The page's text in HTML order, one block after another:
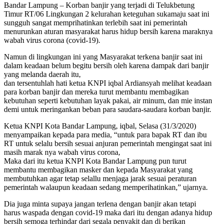
Bandar Lampung – Korban banjir yang terjadi di Telukbetung
Timur RT/06 Lingkungan 2 kelurahan keteguhan sukamaju saat ini
sungguh sangat memprihatinkan terlebih saat ini pemerintah
menurunkan aturan masyarakat harus hidup bersih karena maraknya
wabah virus corona (covid-19).
Namun di lingkungan ini yang Masyarakat terkena banjir saat ini
dalam keadaan belum begitu bersih oleh karena dampak dari banjir
yang melanda daerah itu,
dan tersentuhlah hati ketua KNPI iqbal Ardiansyah melihat keadaan
para korban banjir dan mereka turut membantu membagikan
kebutuhan seperti kebutuhan layak pakai, air minum, dan mie instan
demi untuk meringankan beban para saudara-saudara korban banjir.
Ketua KNPI Kota Bandar Lampung, iqbal, Selasa (31/3/2020)
menyampaikan kepada para media, “untuk para bapak RT dan ibu
RT untuk selalu bersih sesuai anjuran pemerintah mengingat saat ini
masih marak nya wabah virus corona,
Maka dari itu ketua KNPI Kota Bandar Lampung pun turut
membantu membagikan masker dan kepada Masyarakat yang
membutuhkan agar tetap selallu menjaga jarak sesuai peraturan
pemerintah walaupun keadaan sedang memperihatinkan,” ujarnya.
Dia juga minta supaya jangan terlena dengan banjir akan tetapi
harus waspada dengan covid-19 maka dari itu dengan adanya hidup
bersih semoga terhindar dari segala penyakit dan di berikan